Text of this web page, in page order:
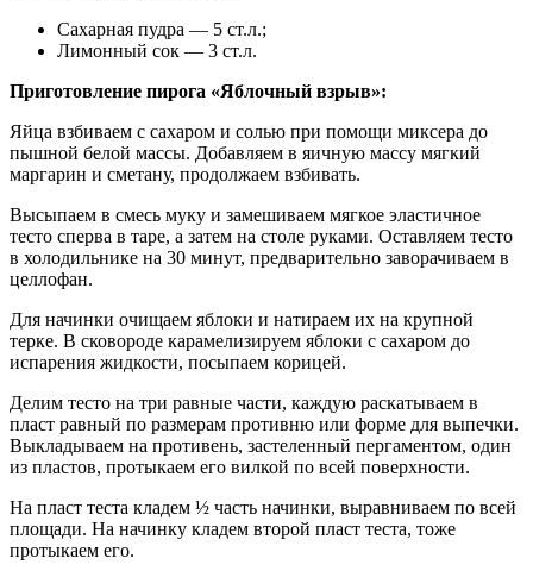
Сахарная пудра — 5 ст.л.;
Лимонный сок — 3 ст.л.
Приготовление пирога «Яблочный взрыв»:
Яйца взбиваем с сахаром и солью при помощи миксера до
пышной белой массы. Добавляем в яичную массу мягкий
маргарин и сметану, продолжаем взбивать.
Высыпаем в смесь муку и замешиваем мягкое эластичное
тесто сперва в таре, а затем на столе руками. Оставляем тесто
в холодильнике на 30 минут, предварительно заворачиваем в
целлофан.
Для начинки очищаем яблоки и натираем их на крупной
терке. В сковороде карамелизируем яблоки с сахаром до
испарения жидкости, посыпаем корицей.
Делим тесто на три равные части, каждую раскатываем в
пласт равный по размерам противню или форме для выпечки.
Выкладываем на противень, застеленный пергаментом, один
из пластов, протыкаем его вилкой по всей поверхности.
На пласт теста кладем ½ часть начинки, выравниваем по всей
площади. На начинку кладем второй пласт теста, тоже
протыкаем его.